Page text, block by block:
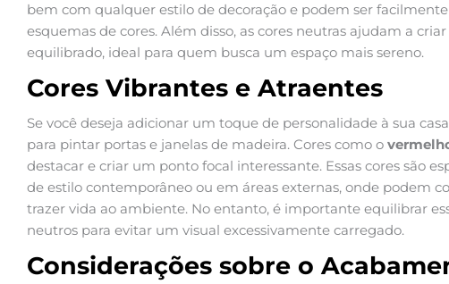
bem com qualquer estilo de decoração e podem ser
esquemas de cores. Além disso, as cores neutras ajudam a
equilibrado, ideal para quem busca um espaço mais sereno.
Cores Vibrantes e Atraentes
Se você deseja adicionar um toque de personalidade à sua
para pintar portas e janelas de madeira. Cores como o
destacar e criar um ponto focal interessante. Essas cores são
de estilo contemporâneo ou em áreas externas, onde podem
trazer vida ao ambiente. No entanto, é importante equilibrar
neutros para evitar um visual excessivamente carregado.
Considerações sobre o